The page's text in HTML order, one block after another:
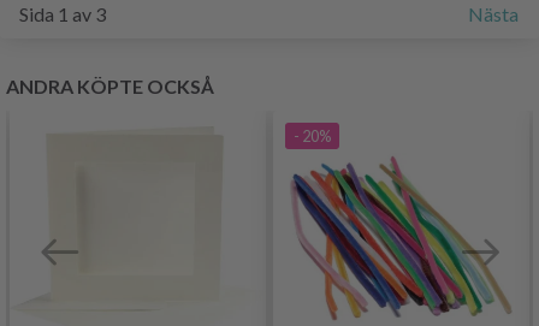
Sida 1 av 3 Nästa
ANDRA KÖPTE OCKSÅ
- 20%